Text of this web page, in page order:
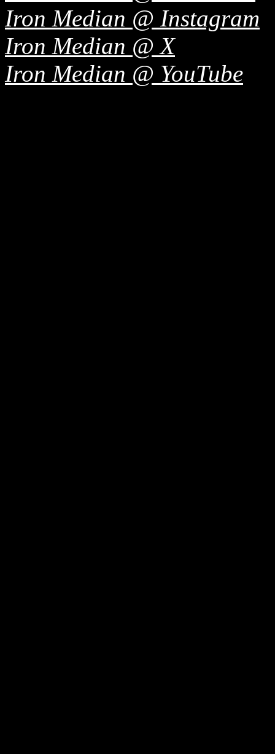
Iron Median @ Instagram
Iron Median @ X
Iron Median @ YouTube